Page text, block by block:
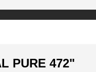
PURE 472"